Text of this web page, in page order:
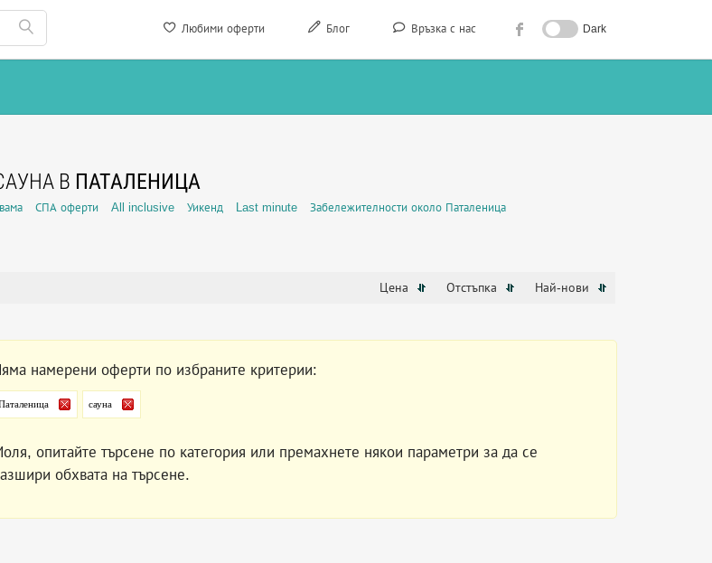
Любими оферти Блог Връзка с нас Dark
В ПАТАЛЕНИЦА
СПА оферти All inclusive Уикенд Last minute Забележителности около Паталеница
Цена Отстъпка Най-нови
намерени оферти по избраните критерии:
сауна
опитайте търсене по категория или премахнете някои параметри за да се
обхвата на търсене.